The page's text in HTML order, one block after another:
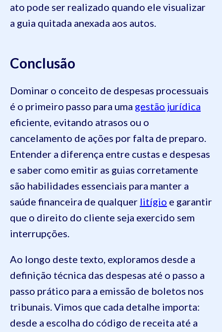
ato pode ser realizado quando ele visualizar
a guia quitada anexada aos autos.
Conclusão
Dominar o conceito de despesas processuais
é o primeiro passo para uma gestão jurídica
eficiente, evitando atrasos ou o
cancelamento de ações por falta de preparo.
Entender a diferença entre custas e despesas
e saber como emitir as guias corretamente
são habilidades essenciais para manter a
saúde financeira de qualquer litígio e garantir
que o direito do cliente seja exercido sem
interrupções.
Ao longo deste texto, exploramos desde a
definição técnica das despesas até o passo a
passo prático para a emissão de boletos nos
tribunais. Vimos que cada detalhe importa:
desde a escolha do código de receita até a